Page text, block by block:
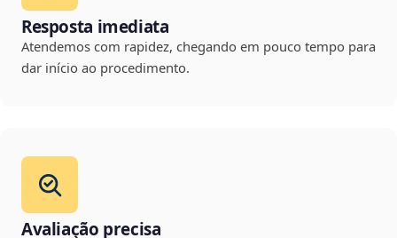
Resposta imediata
Atendemos com rapidez, chegando em pouco tempo para
dar início ao procedimento.
Avaliação precisa